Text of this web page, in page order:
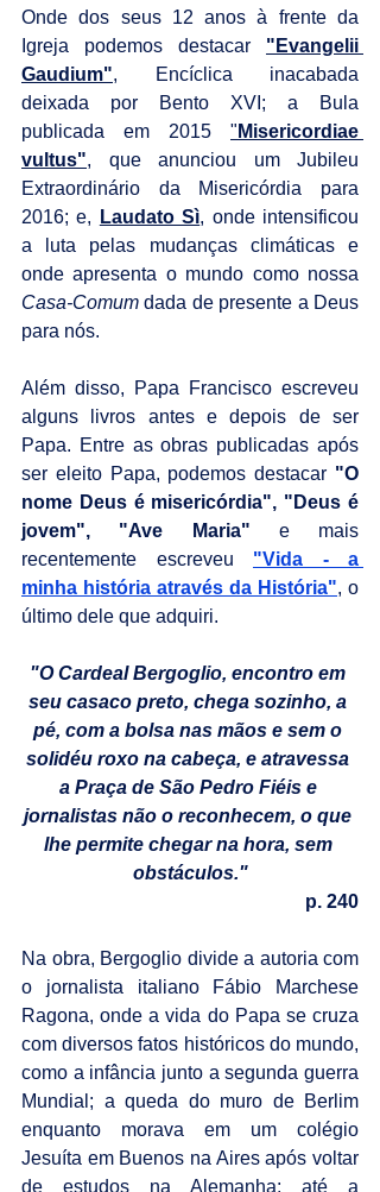
Onde dos seus 12 anos à frente da
Igreja podemos destacar "Evangelii
Gaudium", Encíclica inacabada
deixada por Bento XVI; a Bula
publicada em 2015 " Misericordiae
vultus", que anunciou um Jubileu
Extraordinário da Misericórdia para
2016; e,
Laudato Sì, onde intensificou
a luta pelas mudanças climáticas e
Casa-Comum dada de presente a Deus
para nós.
Além disso, Papa Francisco escreveu
alguns livros antes e depois de ser
Papa. Entre as obras publicadas após
ser eleito Papa, podemos destacar "O
nome Deus é misericórdia", "Deus é
jovem", "Ave Maria" e mais
recentemente escreveu "Vida - a
minha história através da História", o
último dele que adquiri.
"O Cardeal Bergoglio, encontro em
seu casaco preto, chega sozinho, a
pé, com a bolsa nas mãos e sem o
solidéu roxo na cabeça, e atravessa
a Praça de São Pedro Fiéis e
jornalistas não o reconhecem, o que
lhe permite chegar na hora, sem
obstáculos."
p. 240
Na obra, Bergoglio divide a autoria com
o jornalista italiano Fábio Marchese
Ragona, onde a vida do Papa se cruza
com diversos fatos históricos do mundo,
como a infância junto a segunda guerra
Mundial; a queda do muro de Berlim
enquanto morava em um colégio
Jesuíta em Buenos na Aires após voltar
de estudos na Alemanha; até a